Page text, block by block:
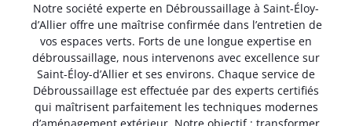
Notre société experte en Débroussaillage à Saint-Éloy-
d’Allier offre une maîtrise confirmée dans l’entretien de
vos espaces verts. Forts de une longue expertise en
débroussaillage, nous intervenons avec excellence sur
Saint-Éloy-d’Allier et ses environs. Chaque service de
Débroussaillage est effectuée par des experts certifiés
qui maîtrisent parfaitement les techniques modernes